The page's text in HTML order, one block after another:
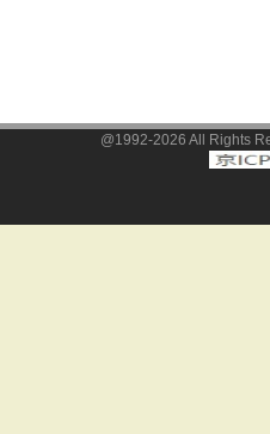
@1992-2026 All Rights